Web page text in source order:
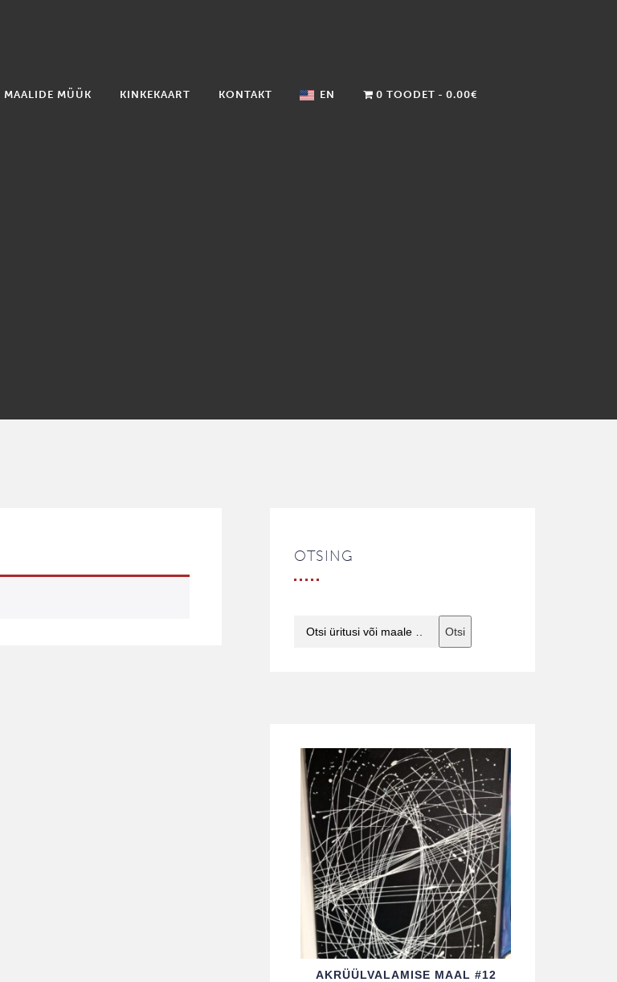
MAALIDE MÜÜK KINKEKAART KONTAKT EN 0 TOODET 0.00€
OTSING
Otsi
AKRÜÜL­VALAMISE MAAL #12